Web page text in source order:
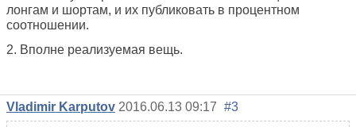
лонгам и шортам, и их публиковать в процентном
соотношении.
2. Вполне реализуемая вещь.
Vladimir Karputov 2016.06.13 09:17 #3